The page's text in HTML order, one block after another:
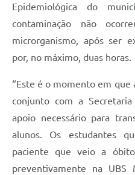
Epidemiológica do
contaminação não
microrganismo, após ser
por, no máximo, duas horas.
“Este é o momento em que
conjunto com a
apoio necessário para
alunos. Os estudantes
paciente que veio a
preventivamente na UBS